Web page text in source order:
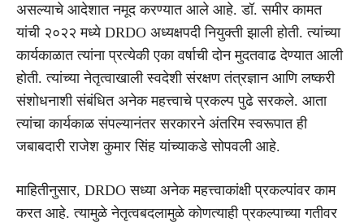
असल्याचे आदेशात नमूद करण्यात आले आहे. डॉ. समीर कामत
यांची २०२२ मध्ये DRDO अध्यक्षपदी नियुक्ती झाली होती. त्यांच्या
कार्यकाळात त्यांना प्रत्येकी एका वर्षाची दोन मुदतवाढ देण्यात आली
होती. त्यांच्या नेतृत्वाखाली स्वदेशी संरक्षण तंत्रज्ञान आणि लष्करी
संशोधनाशी संबंधित अनेक महत्त्वाचे प्रकल्प पुढे सरकले. आता
त्यांचा कार्यकाळ संपल्यानंतर सरकारने अंतरिम स्वरूपात ही
जबाबदारी राजेश कुमार सिंह यांच्याकडे सोपवली आहे.
माहितीनुसार, DRDO सध्या अनेक महत्त्वाकांक्षी प्रकल्पांवर काम
करत आहे. त्यामुळे नेतृत्वबदलामुळे कोणत्याही प्रकल्पाच्या गतीवर